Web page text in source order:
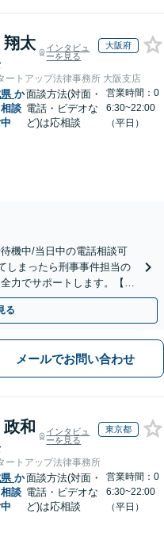
翔太
インタビュ
ーを見る
大阪府
ートアップ法律事務所 大阪支店
か
談
面談方法(対面・
電話・ビデオな
ど)は応相談
営業時間：0
6:30~22:00
（平日）
機中/当日中の電話相談可
しまったら刑事事件担当の
力でサポートします。【毎
る
メールでお問い合わせ
和
インタビュ
ーを見る
東京都
ートアップ法律事務所
か
談
面談方法(対面・
電話・ビデオな
ど)は応相談
営業時間：0
6:30~22:00
（平日）